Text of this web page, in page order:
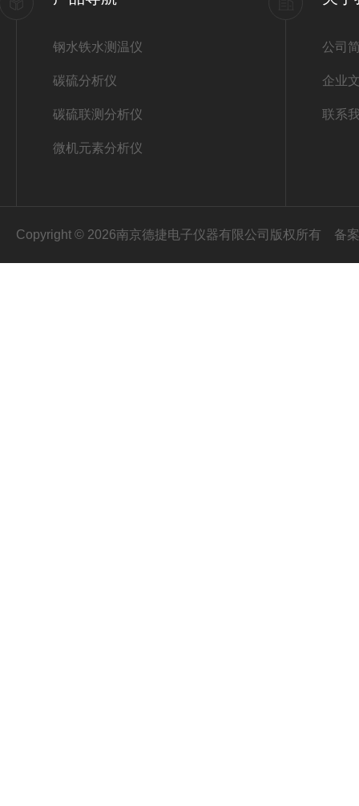
钢水铁水测温仪
碳硫分析仪
碳硫联测分析仪
微机元素分析仪
公司
企业
联系
Copyright © 2026南京德捷电子仪器有限公司版权所有 备